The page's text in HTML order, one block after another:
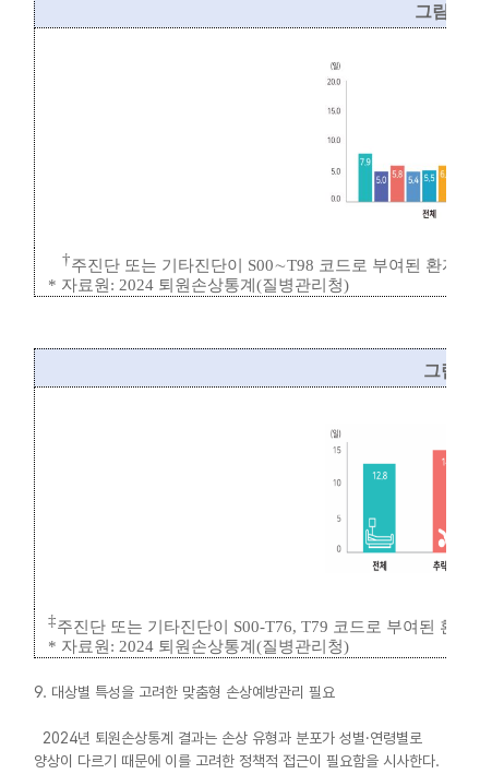
그림
†주진단 또는 기타진단이 S00∼T98 코드로 부여된 환자
* 자료원 : 2024 퇴원손상통계 (질병관리청)
그림
‡주진단 또는 기타진단이 S00-T76, T79 코드로 부여된 환자
* 자료원 : 2024 퇴원손상통계 (질병관리청)
9. 대상별 특성을 고려한 맞춤형 손상예방관리 필요
2024년 퇴원손상통계 결과는 손상 유형과 분포가 성별·연령별로
양상이 다르기 때문에 이를 고려한 정책적 접근이 필요함을 시사한다.